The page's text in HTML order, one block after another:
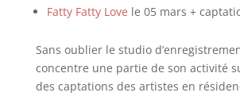
Fatty Fatty Love le 05 mars +
Sans oublier le studio
concentre une partie de son activité
des captations des artistes en